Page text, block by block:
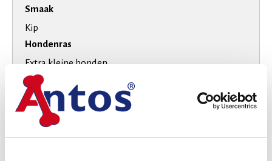
Smaak
Kip
Hondenras
Extra kleine honden
Kleine honden
Middelgrote honden
Levensfase
Puppy (tot 1 jaar)